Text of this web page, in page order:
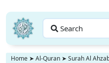
Search
Home ➤ Al-Quran ➤ Surah Al